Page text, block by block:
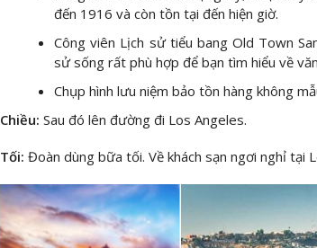
đến 1916 và còn tồn tại đến hiện giờ.
Công viên Lịch sử tiểu bang Old Town
sử sống rất phù hợp để bạn tìm hiểu về
Chụp hình lưu niệm bảo tồn hàng không
Chiều: Sau đó lên đường đi Los Angeles.
Tối: Đoàn dùng bữa tối. Về khách sạn ngơi nghỉ tại